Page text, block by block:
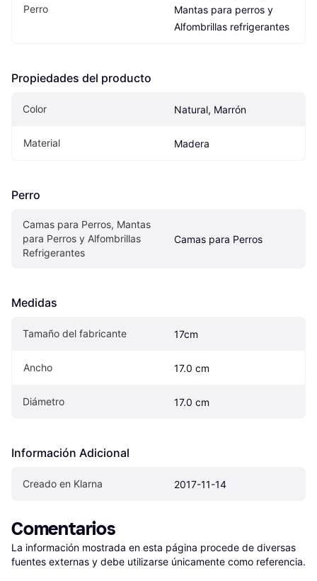
Perro
Mantas para perros y
Alfombrillas refrigerantes
Propiedades del producto
Color Natural, Marrón
Material Madera
Perro
Camas para Perros, Mantas
para Perros y Alfombrillas
Refrigerantes
Camas para Perros
Medidas
Tamaño del fabricante 17cm
Ancho 17.0 cm
Diámetro 17.0 cm
Información Adicional
Creado en Klarna 2017-11-14
Comentarios
La información mostrada en esta página procede de diversas
fuentes externas y debe utilizarse únicamente como referencia.